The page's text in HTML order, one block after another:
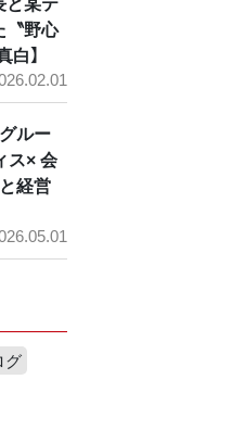
〝野心
白】
ルー
ス× 会
経営
グ